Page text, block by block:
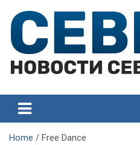
content
Севастополя
Севастополя
Home Free Dance